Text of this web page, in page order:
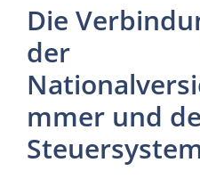
Die
der
mmer und